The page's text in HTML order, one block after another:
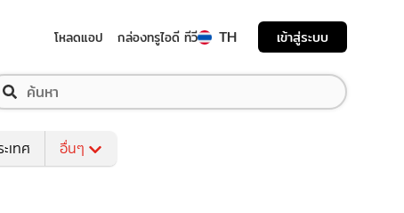
โหลดแอป กล่องทรูไอดี ทีวี TH เข้าสู่ระบบ
เทศ อื่นๆ